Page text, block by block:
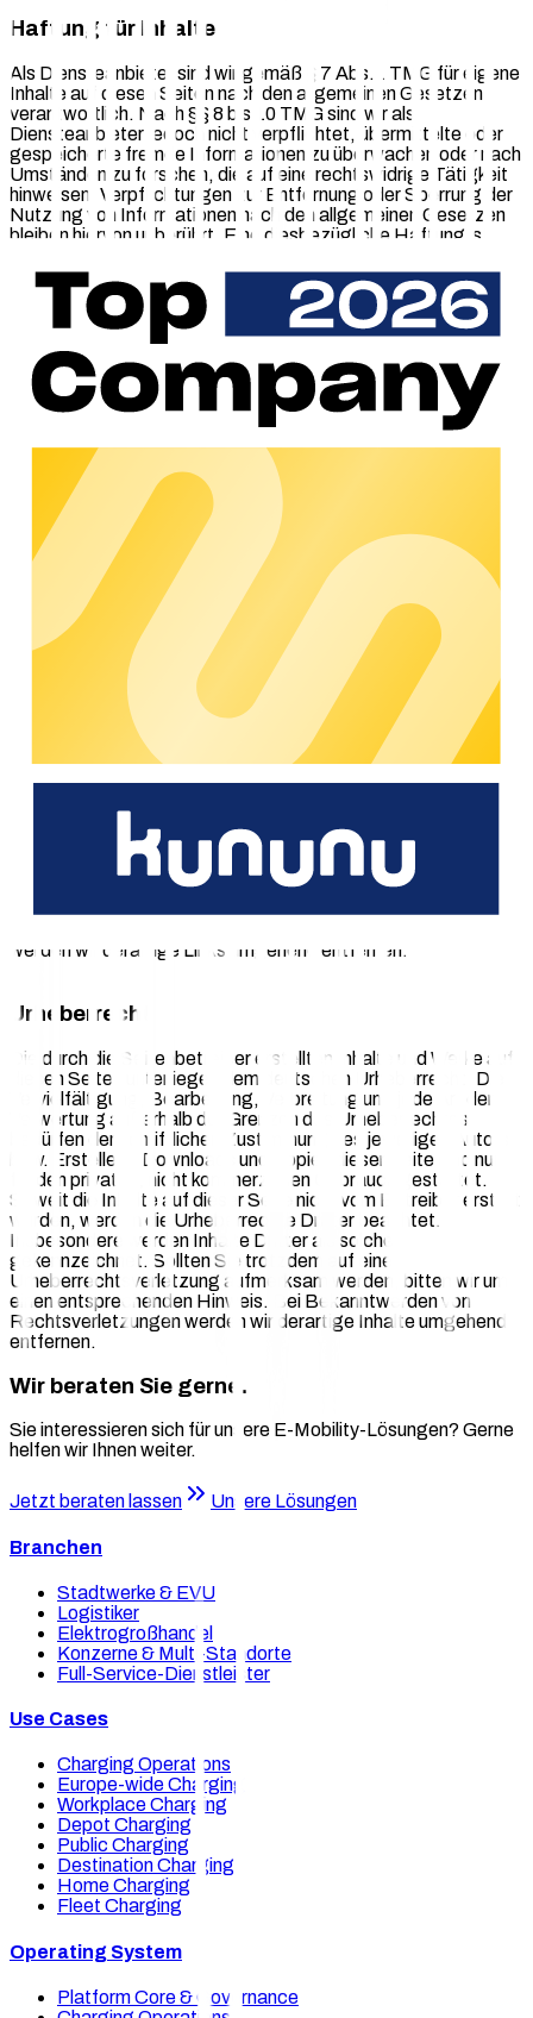
Haftung für Inhalte
Als Diensteanbieter sind wir gemäß § 7 Abs.1 TMG für eigene
Inhalte auf diesen Seiten nach den allgemeinen Gesetzen
verantwortlich. Nach §§ 8 bis 10 TMG sind wir als
Diensteanbieter jedoch nicht verpflichtet, übermittelte oder
gespeicherte fremde Informationen zu überwachen oder nach
Umständen zu forschen, die auf eine rechtswidrige Tätigkeit
hinweisen. Verpflichtungen zur Entfernung oder Sperrung der
Nutzung von Informationen nach den allgemeinen Gesetzen
bleiben hiervon unberührt. Eine diesbezügliche Haftung ist
Rechtsverletzung möglich. Bei Bekanntwerden von
entsprechenden Rechtsverletzungen werden wir diese Inhalte
umgehend entfernen.
Der Autor übernimmt keinerlei Gewähr für die Aktualität,
Korrektheit, Vollständigkeit oder Qualität der bereitgestellten
Informationen. Haftungsansprüche gegen den Autor, welche
sich auf Schäden materieller oder ideeller Art beziehen, die
durch die Nutzung oder Nichtnutzung der dargebotenen
Informationen bzw. durch die Nutzung fehlerhafter und
unvollständiger Informationen verursacht wurden sind
grundsätzlich ausgeschlossen, sofern seitens des Autors kein
nachweislich vorsätzliches oder grob fahrlässiges
Verschulden vorliegt. Alle Angebote sind freibleibend und
unverbindlich. Der Autor behält es sich ausdrücklich vor, Teile
der Seiten oder das gesamte Angebot ohne gesonderte
Ankündigung zu verändern, zu ergänzen, zu löschen oder die
Veröffentlichung zeitweise oder endgültig einzustellen.
Haftung für Links
Unser Angebot enthält Links zu externen Webseiten Dritter,
auf deren Inhalte wir keinen Einfluss haben. Deshalb können
wir für diese fremden Inhalte auch keine Gewähr übernehmen.
Für die Inhalte der verlinkten Seiten ist stets der jeweilige
Anbieter oder Betreiber der Seiten verantwortlich. Die
verlinkten Seiten wurden zum Zeitpunkt der Verlinkung auf
mögliche Rechtsverstöße überprüft. Rechtswidrige Inhalte
waren zum Zeitpunkt der Verlinkung nicht erkennbar. Eine
permanente inhaltliche Kontrolle der verlinkten Seiten ist
jedoch ohne konkrete Anhaltspunkte einer Rechtsverletzung
werden wir derartige Links umgehend entfernen.
Urheberrecht
Die durch die Seitenbetreiber erstellten Inhalte und Werke auf
diesen Seiten unterliegen dem deutschen Urheberrecht. Die
Vervielfältigung, Bearbeitung, Verbreitung und jede Art der
Verwertung außerhalb der Grenzen des Urheberrechtes
bedürfen der schriftlichen Zustimmung des jeweiligen Autors
bzw. Erstellers. Downloads und Kopien dieser Seite sind nur
für den privaten, nicht kommerziellen Gebrauch gestattet.
Soweit die Inhalte auf dieser Seite nicht vom Betreiber erstellt
wurden, werden die Urheberrechte Dritter beachtet.
Insbesondere werden Inhalte Dritter als solche
gekennzeichnet. Sollten Sie trotzdem auf eine
Urheberrechtsverletzung aufmerksam werden, bitten wir um
einen entsprechenden Hinweis. Bei Bekanntwerden von
Rechtsverletzungen werden wir derartige Inhalte umgehend
entfernen.
Wir beraten Sie gerne.
Sie interessieren sich für unsere E-Mobility-Lösungen? Gerne
helfen wir Ihnen weiter.
Jetzt beraten lassen Unsere Lösungen
Branchen
Stadtwerke & EVU
Logistiker
Elektrogroßhandel
Konzerne & Multi-Standorte
Full-Service-Dienstleister
Use Cases
Charging Operations
Europe-wide Charging
Workplace Charging
Depot Charging
Public Charging
Destination Charging
Home Charging
Fleet Charging
Operating System
Platform Core & Governance